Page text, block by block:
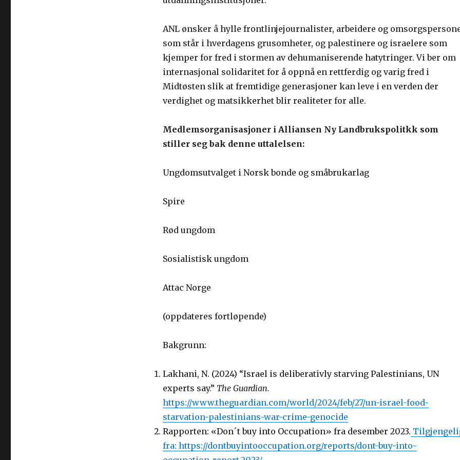
ANL ønsker å hylle frontlinjejournalister, arbeidere og
som står i hverdagens grusomheter, og palestinere og israelere som
kjemper for fred i stormen av dehumaniserende hatytringer. Vi ber om
internasjonal solidaritet for å oppnå en rettferdig og varig fred i
Midtøsten slik at fremtidige generasjoner kan leve i en verden der
verdighet og matsikkerhet blir realiteter for alle.
Medlemsorganisasjoner i Alliansen Ny Landbrukspolitkk som
stiller seg bak denne uttalelsen:
Ungdomsutvalget i Norsk bonde og småbrukarlag
Spire
Rød ungdom
Sosialistisk ungdom
Attac Norge
(oppdateres fortløpende)
Bakgrunn:
Lakhani, N. (2024) “Israel is deliberativly starving Palestinians, UN
experts say.” The Guardian.
https://www.theguardian.com/world/2024/feb/27/un-israel-food-
starvation-palestinians-war-crime-genocide
Rapporten: «Don´t buy into Occupation» fra desember 2023.
fra: https://dontbuyintooccupation.org/reports/dont-buy-into-